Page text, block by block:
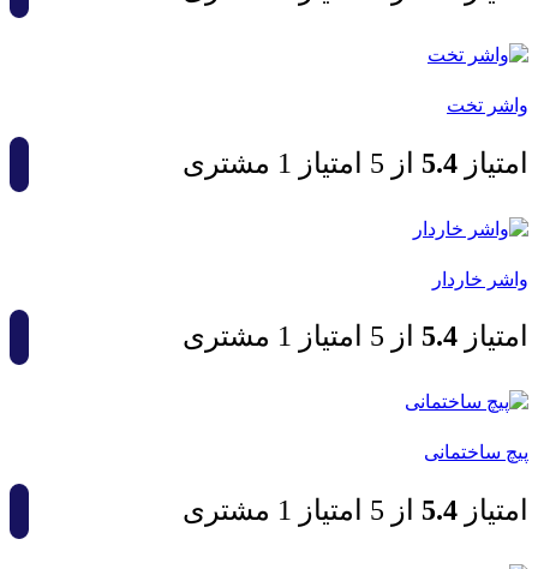
واشر تخت
امتیاز 4.5 از 5 امتیاز 1 مشتری
واشر خاردار
امتیاز 4.5 از 5 امتیاز 1 مشتری
پيچ ساختمانی
امتیاز 4.5 از 5 امتیاز 1 مشتری